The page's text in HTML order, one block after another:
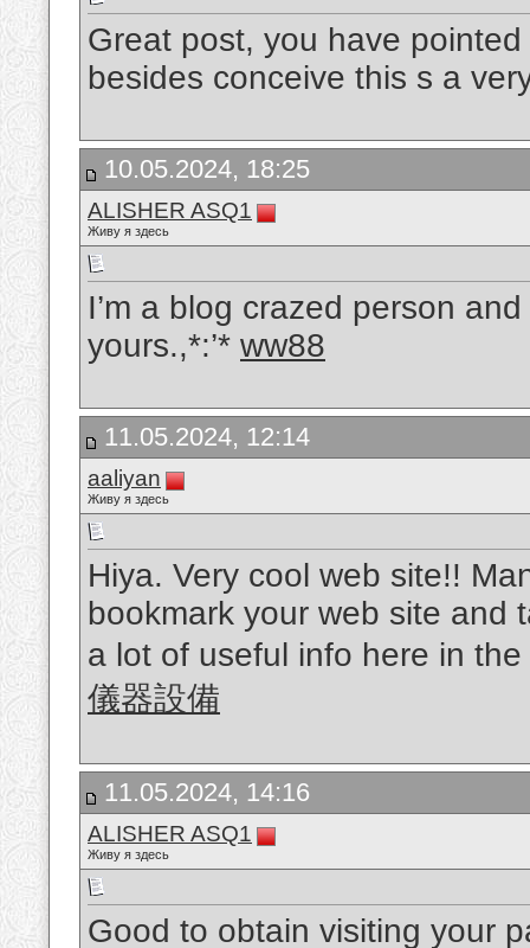
Great post, you have
besides conceive this s a
10.05.2024, 18:25
ALISHER ASQ1
Живу я здесь
I’m a blog crazed person
yours.,*:’* ww88
11.05.2024, 12:14
aaliyan
Живу я здесь
Hiya. Very cool web site!!
bookmark your web site and
a lot of useful info here in
儀器設備
11.05.2024, 14:16
ALISHER ASQ1
Живу я здесь
Good to obtain visiting your